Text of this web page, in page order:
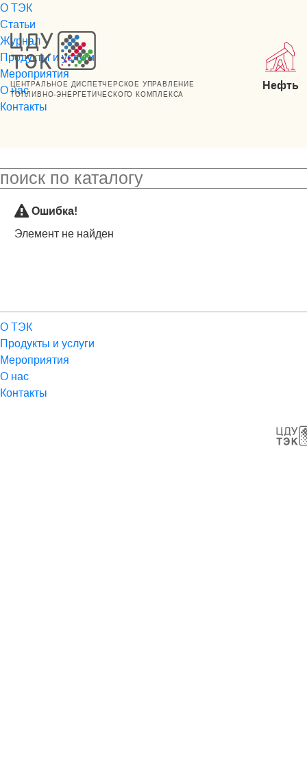
ЦЕНТРАЛЬНОЕ ДИСПЕТЧЕРСКОЕ УПРАВЛЕНИЕ
ТОПЛИВНО-ЭНЕРГЕТИЧЕСКОГО КОМПЛЕКСА
Нефть
О ТЭК
Статьи
Журнал
Продукты и услуги
Мероприятия
О нас
Контакты
Ошибка!
Элемент не найден
О ТЭК
Продукты и услуги
Мероприятия
О нас
Контакты